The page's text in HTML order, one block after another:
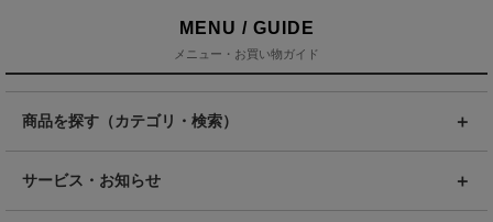
MENU / GUIDE
メニュー・お買い物ガイド
商品を探す（カテゴリ・検索）
サービス・お知らせ